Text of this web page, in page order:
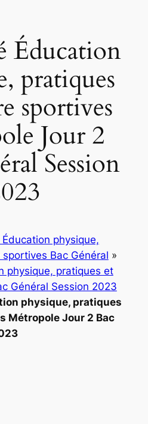
Éducation
pratiques
sportives
Jour 2
Session
physique,
Bac Général »
physique, pratiques et
Général Session 2023
physique, pratiques
Métropole Jour 2 Bac